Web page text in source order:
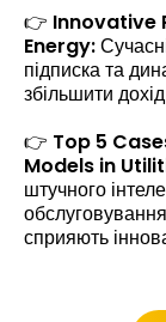
👉 Innovative
Energy:
підписка та
збільшити
👉 Top 5
Models in
штучного
сприяють